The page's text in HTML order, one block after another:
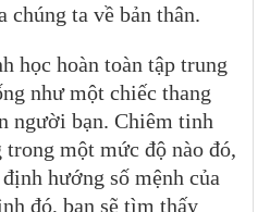
chúng ta về bản thân.
học hoàn toàn tập trung
như một chiếc thang
người bạn. Chiêm tinh
một mức độ nào đó,
hướng số mệnh của
đó, bạn sẽ tìm thấy